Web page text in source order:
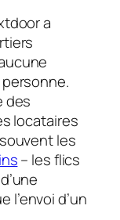
a
des
locataires
les
– les flics
l’envoi d’un